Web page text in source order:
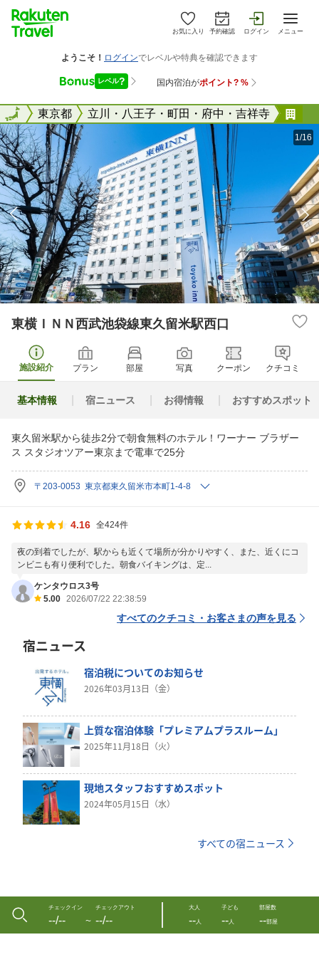
お気に入り 予約確認 ログイン メニュー
全国東京都 立川・八王子・町田・府中・吉祥寺
全国
1/16
東横ＩＮＮ西武池袋線東久留米駅西口
施設紹介 プラン 部屋 写真 クーポン クチコミ
基本情報 宿ニュース お得情報 おすすめスポット
東久留米駅から徒歩2分で朝食無料のホテル！ワーナー ブラザー
ス スタジオツアー東京まで電車で25分
〒203-0053 東京都東久留米市本町1-4-8
4.16 全424件
夜の到着でしたが、駅からも近くて場所が分かりやすく、また、近くにコ
ンビニも有り便利でした。朝食バイキングは、定...
ケンタウロス3号
5.00 2026/07/22 22:38:59
すべてのクチコミ・お客さまの声を見る
宿ニュース
宿泊税についてのお知らせ
2026年03月13日（金）
上質な宿泊体験「プレミアムプラスルーム」
2025年11月18日（火）
現地スタッフおすすめスポット
2024年05月15日（水）
すべての宿ニュース
チェックイン
--/-- 〜
チェックアウト
--/--
大人
--人
子ども
--人
部屋数
--部屋